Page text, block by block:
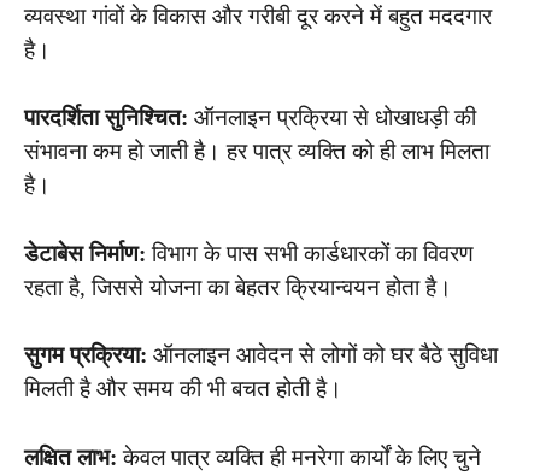
व्यवस्था गांवों के विकास और गरीबी दूर करने में बहुत मददगार
है।
पारदर्शिता सुनिश्चित: ऑनलाइन प्रक्रिया से धोखाधड़ी की
संभावना कम हो जाती है। हर पात्र व्यक्ति को ही लाभ मिलता
है।
डेटाबेस निर्माण: विभाग के पास सभी कार्डधारकों का विवरण
रहता है, जिससे योजना का बेहतर क्रियान्वयन होता है।
सुगम प्रक्रिया: ऑनलाइन आवेदन से लोगों को घर बैठे सुविधा
मिलती है और समय की भी बचत होती है।
लक्षित लाभ: केवल पात्र व्यक्ति ही मनरेगा कार्यों के लिए चुने